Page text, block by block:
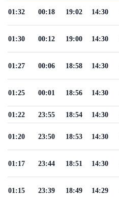
14:30
19:02
00:18
01:32
14:30
19:00
00:12
01:30
14:30
18:58
00:06
01:27
14:30
18:56
00:01
01:25
14:30
18:54
23:55
01:22
14:30
18:53
23:50
01:20
14:30
18:51
23:44
01:17
14:29
18:49
23:39
01:15